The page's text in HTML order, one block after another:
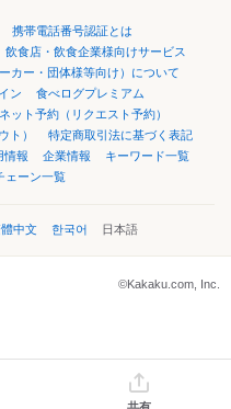
携帯電話番号認証とは
飲食店・飲食企業様向けサービス
カー・団体様等向け）について
ン
食べログプレミアム
ネット予約（リクエスト予約）
ト）
特定商取引法に基づく表記
情報 企業情報
キーワード一覧
ェーン一覧
中文 한국어 日本語
©Kakaku.com, Inc.